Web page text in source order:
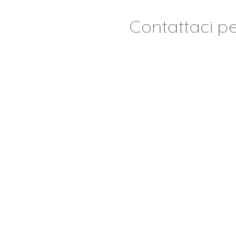
Contattaci